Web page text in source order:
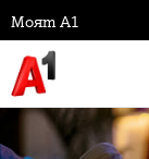
Моят А1